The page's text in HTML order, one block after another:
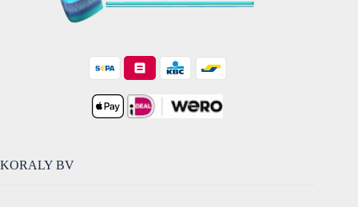
KORALY BV